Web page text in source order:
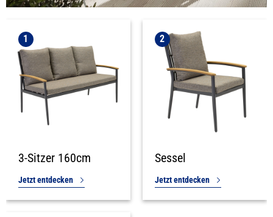
1
3-Sitzer 160cm
Jetzt entdecken
2
Sessel
Jetzt entdecken